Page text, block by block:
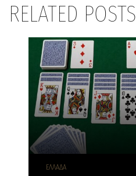
RELATED POSTS
ΕΛΛΑΔΑ